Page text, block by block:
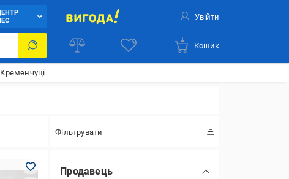
Увійти
Кошик
Фільтрувати
Продавець